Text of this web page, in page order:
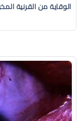
الوقاية من القرنية